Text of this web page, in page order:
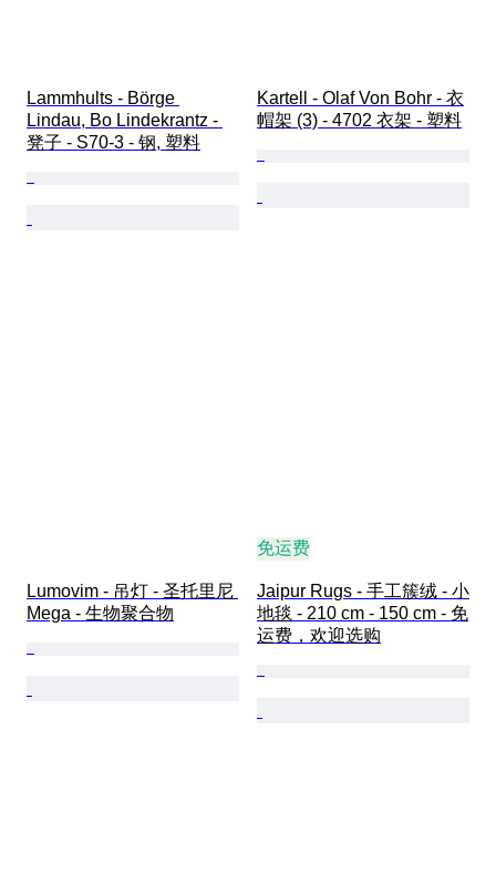
Lammhults - Börge
Lindau, Bo Lindekrantz -
凳子 - S70-3 - 钢, 塑料
Kartell - Olaf Von Bohr - 衣
帽架 (3) - 4702 衣架 - 塑料
Lumovim - 吊灯 - 圣托里尼
Mega - 生物聚合物
免运费
Jaipur Rugs - 手工簇绒 - 小
地毯 - 210 cm - 150 cm - 免
运费，欢迎选购